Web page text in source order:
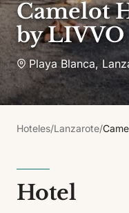
Camelot
by LIVVO
Playa Blanca,
Hoteles/Lanzarote/
Hotel